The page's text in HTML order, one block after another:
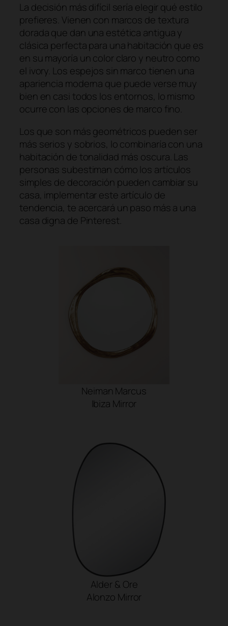
La decisión más difícil sería elegir qué estilo
prefieres. Vienen con marcos de textura
dorada que dan una estética antigua y
clásica perfecta para una habitación que es
en su mayoría un color claro y neutro como
el ivory. Los espejos sin marco tienen una
apariencia moderna que puede verse muy
bien en casi todos los entornos, lo mismo
ocurre con las opciones de marco fino.
Los que son más geométricos pueden ser
más serios y sobrios, lo combinaría con una
habitación de tonalidad más oscura. Las
personas subestiman cómo los artículos
simples de decoración pueden cambiar su
casa, implementar este artículo de
tendencia, te acercará un paso más a una
casa digna de Pinterest.
Neiman Marcus
Ibiza Mirror
Alder & Ore
Alonzo Mirror